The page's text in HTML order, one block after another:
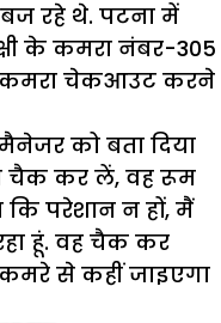
रहे थे. पटना में
के कमरा नंबर-305
चेकआउट करने
को बता दिया
चैक कर लें, वह रूम
परेशान न हों, मैं
हूं. वह चैक कर
से कहीं जाइएगा